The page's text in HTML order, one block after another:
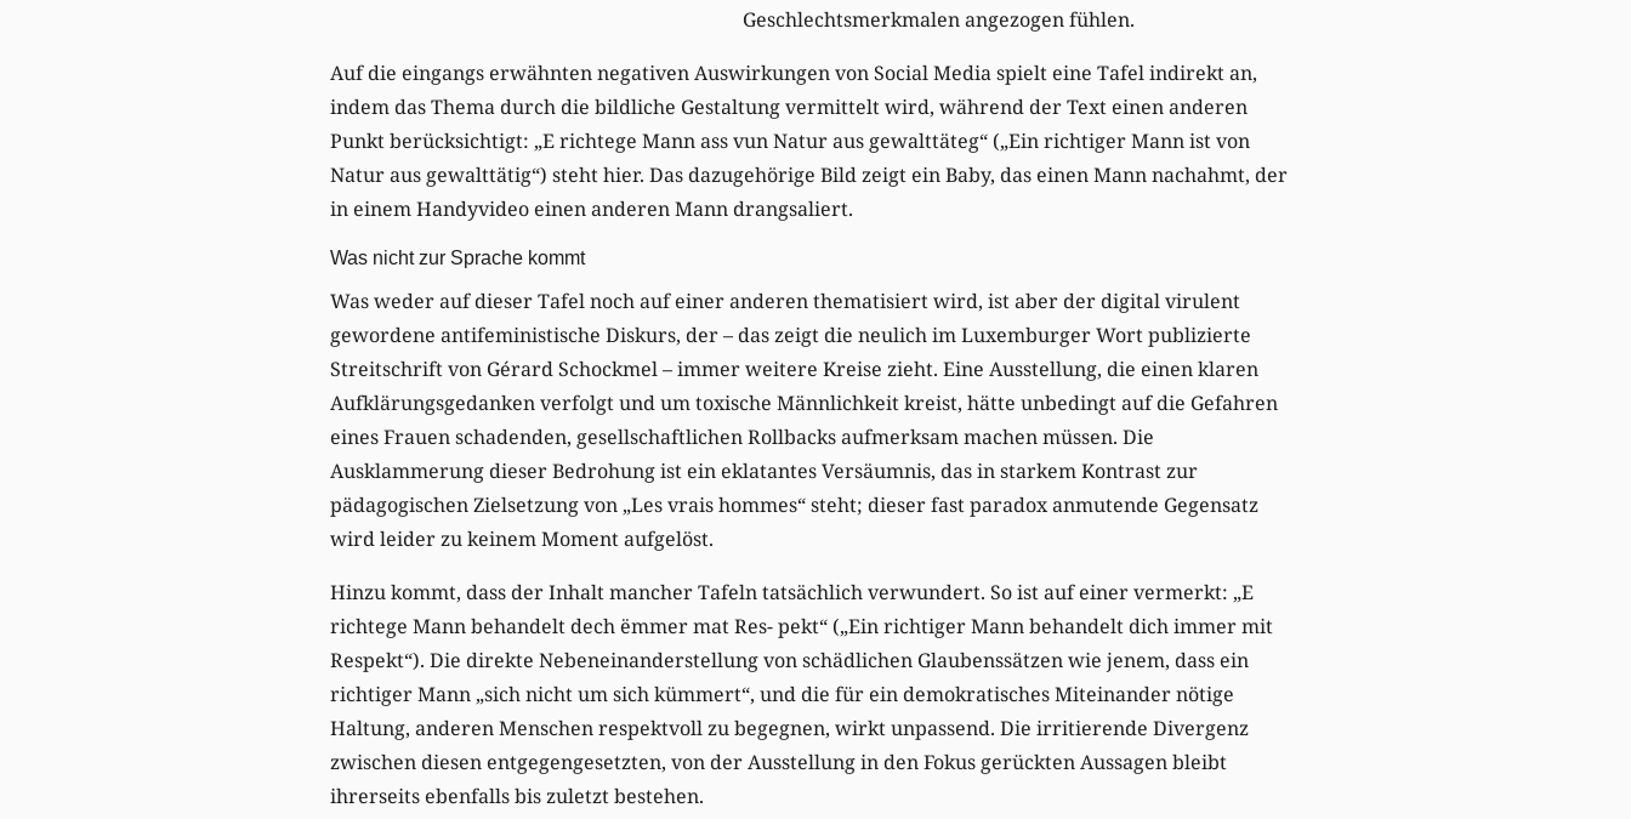
Geschlechtsmerkmalen angezogen fühlen.
Auf die eingangs erwähnten negativen Auswirkungen von Social Media spielt eine Tafel indirekt an,
indem das Thema durch die bildliche Gestaltung vermittelt wird, während der Text einen anderen
Punkt berücksichtigt: „E richtege Mann ass vun Natur aus gewalttäteg“ („Ein richtiger Mann ist von
Natur aus gewalttätig“) steht hier. Das dazugehörige Bild zeigt ein Baby, das einen Mann nachahmt, der
in einem Handyvideo einen anderen Mann drangsaliert.
Was nicht zur Sprache kommt
Was weder auf dieser Tafel noch auf einer anderen thematisiert wird, ist aber der digital virulent
gewordene antifeministische Diskurs, der – das zeigt die neulich im Luxemburger Wort publizierte
Streitschrift von Gérard Schockmel – immer weitere Kreise zieht. Eine Ausstellung, die einen klaren
Aufklärungsgedanken verfolgt und um toxische Männlichkeit kreist, hätte unbedingt auf die Gefahren
eines Frauen schadenden, gesellschaftlichen Rollbacks aufmerksam machen müssen. Die
Ausklammerung dieser Bedrohung ist ein eklatantes Versäumnis, das in starkem Kontrast zur
pädagogischen Zielsetzung von „Les vrais hommes“ steht; dieser fast paradox anmutende Gegensatz
wird leider zu keinem Moment aufgelöst.
Hinzu kommt, dass der Inhalt mancher Tafeln tatsächlich verwundert. So ist auf einer vermerkt: „E
richtege Mann behandelt dech ëmmer mat Res- pekt“ („Ein richtiger Mann behandelt dich immer mit
Respekt“). Die direkte Nebeneinanderstellung von schädlichen Glaubenssätzen wie jenem, dass ein
richtiger Mann „sich nicht um sich kümmert“, und die für ein demokratisches Miteinander nötige
Haltung, anderen Menschen respektvoll zu begegnen, wirkt unpassend. Die irritierende Divergenz
zwischen diesen entgegengesetzten, von der Ausstellung in den Fokus gerückten Aussagen bleibt
ihrerseits ebenfalls bis zuletzt bestehen.